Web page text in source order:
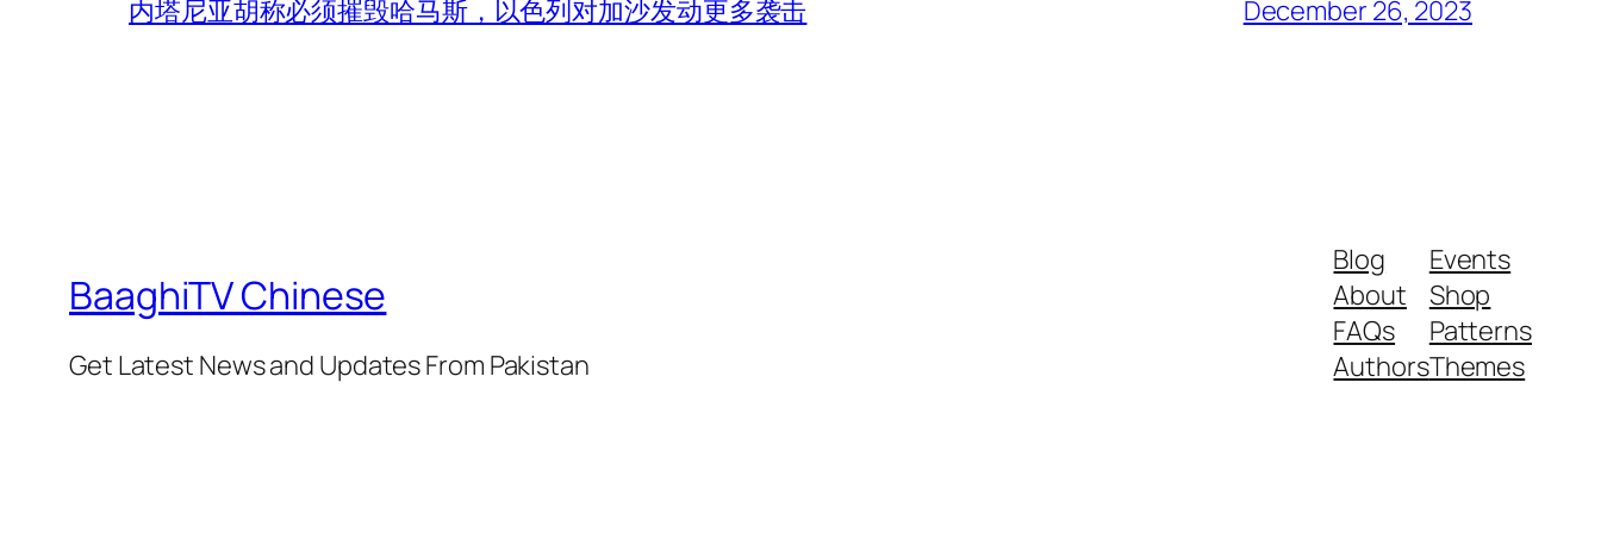
内塔尼亚胡称必须摧毁哈马斯，以色列对加沙发动更多袭击 December 26, 2023
BaaghiTV Chinese
Get Latest News and Updates From Pakistan
Blog
About
FAQs
Authors
Events
Shop
Patterns
Themes